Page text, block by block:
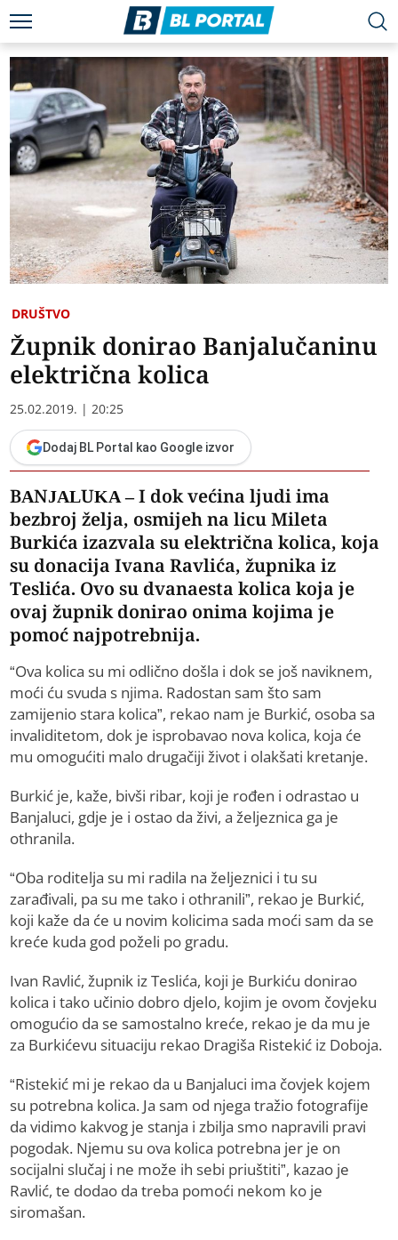
DRUŠTVO
Župnik donirao Banjalučaninu
električna kolica
25.02.2019. | 20:25
Dodaj BL Portal kao Google izvor
BANJALUKA – I dok većina ljudi ima
bezbroj želja, osmijeh na licu Mileta
Burkića izazvala su električna kolica, koja
su donacija Ivana Ravlića, župnika iz
Teslića. Ovo su dvanaesta kolica koja je
ovaj župnik donirao onima kojima je
pomoć najpotrebnija.
“Ova kolica su mi odlično došla i dok se još naviknem,
moći ću svuda s njima. Radostan sam što sam
zamijenio stara kolica”, rekao nam je Burkić, osoba sa
invaliditetom, dok je isprobavao nova kolica, koja će
mu omogućiti malo drugačiji život i olakšati kretanje.
Burkić je, kaže, bivši ribar, koji je rođen i odrastao u
Banjaluci, gdje je i ostao da živi, a željeznica ga je
othranila.
“Oba roditelja su mi radila na željeznici i tu su
zarađivali, pa su me tako i othranili”, rekao je Burkić,
koji kaže da će u novim kolicima sada moći sam da se
kreće kuda god poželi po gradu.
Ivan Ravlić, župnik iz Teslića, koji je Burkiću donirao
kolica i tako učinio dobro djelo, kojim je ovom čovjeku
omogućio da se samostalno kreće, rekao je da mu je
za Burkićevu situaciju rekao Dragiša Ristekić iz Doboja.
“Ristekić mi je rekao da u Banjaluci ima čovjek kojem
su potrebna kolica. Ja sam od njega tražio fotografije
da vidimo kakvog je stanja i zbilja smo napravili pravi
pogodak. Njemu su ova kolica potrebna jer je on
socijalni slučaj i ne može ih sebi priuštiti”, kazao je
Ravlić, te dodao da treba pomoći nekom ko je
siromašan.